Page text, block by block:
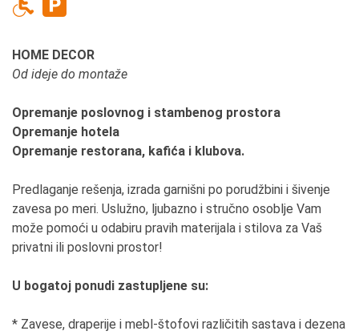
HOME DECOR
Od ideje do montaže
Opremanje poslovnog i stambenog prostora
Opremanje hotela
Opremanje restorana, kafića i klubova.
Predlaganje rešenja, izrada garnišni po porudžbini i šivenje
zavesa po meri. Uslužno, ljubazno i stručno osoblje Vam
može pomoći u odabiru pravih materijala i stilova za Vaš
privatni ili poslovni prostor!
U bogatoj ponudi zastupljene su:
* Zavese, draperije i mebl-štofovi različitih sastava i dezena